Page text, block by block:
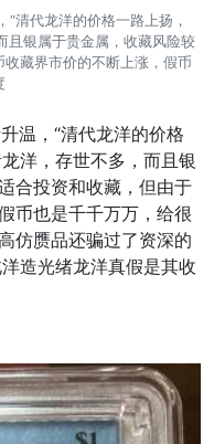
清代龙洋的价格一路上扬，
且银属于贵金属，收藏风险较
藏界市价的不断上涨，假币
，“清代龙洋的价格
洋，存世不多，而且银
合投资和收藏，但由于
币也是千千万万，给很
仿赝品还骗过了资深的
造光绪龙洋真假是其收